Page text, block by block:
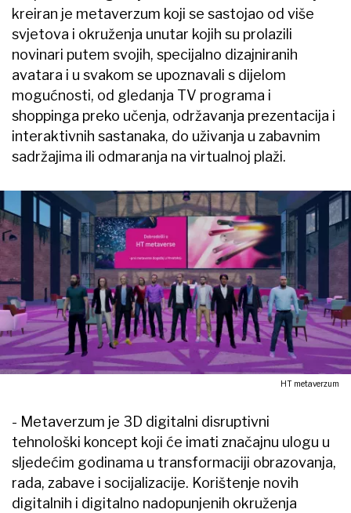
kreiran je metaverzum koji se sastojao od više
svjetova i okruženja unutar kojih su prolazili
novinari putem svojih, specijalno dizajniranih
avatara i u svakom se upoznavali s dijelom
mogućnosti, od gledanja TV programa i
shoppinga preko učenja, održavanja prezentacija i
interaktivnih sastanaka, do uživanja u zabavnim
sadržajima ili odmaranja na virtualnoj plaži.
HT metaverzum
- Metaverzum je 3D digitalni disruptivni
tehnološki koncept koji će imati značajnu ulogu u
sljedećim godinama u transformaciji obrazovanja,
rada, zabave i socijalizacije. Korištenje novih
digitalnih i digitalno nadopunjenih okruženja